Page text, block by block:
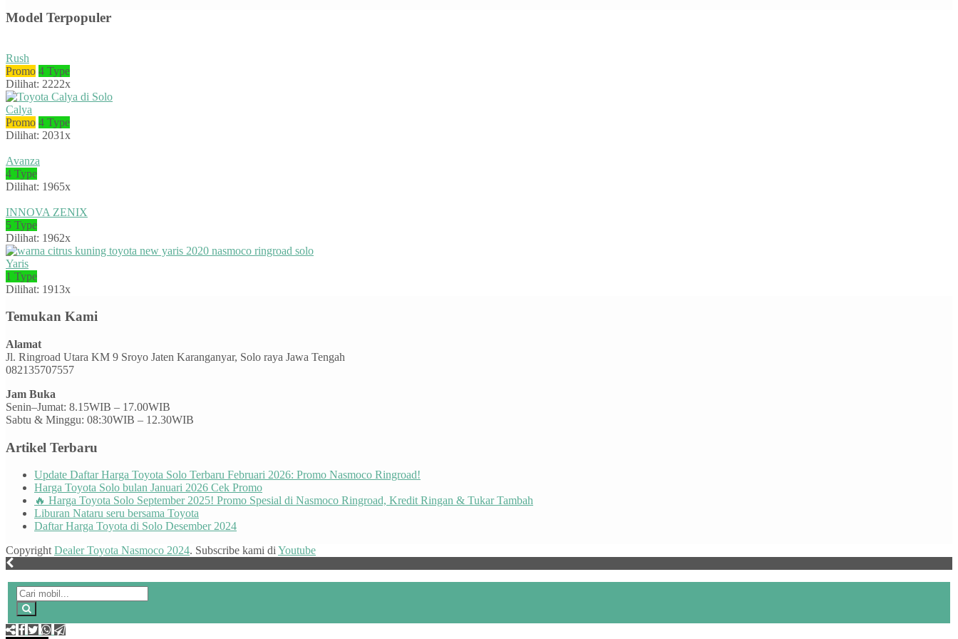
Model Terpopuler
Rush
Promo 4 Type
Dilihat: 2222x
Calya
Promo 4 Type
Dilihat: 2031x
Avanza
4 Type
Dilihat: 1965x
INNOVA ZENIX
5 Type
Dilihat: 1962x
Yaris
1 Type
Dilihat: 1913x
Temukan Kami
Alamat
Jl. Ringroad Utara KM 9 Sroyo Jaten Karanganyar, Solo raya Jawa Tengah
082135707557
Jam Buka
Senin–Jumat: 8.15WIB – 17.00WIB
Sabtu & Minggu: 08:30WIB – 12.30WIB
Artikel Terbaru
Update Daftar Harga Toyota Solo Terbaru Februari 2026: Promo Nasmoco Ringroad!
Harga Toyota Solo bulan Januari 2026 Cek Promo
🔥 Harga Toyota Solo September 2025! Promo Spesial di Nasmoco Ringroad, Kredit Ringan & Tukar Tambah
Liburan Nataru seru bersama Toyota
Daftar Harga Toyota di Solo Desember 2024
CopyrightDealer Toyota Nasmoco 2024. Subscribe kami diYoutube